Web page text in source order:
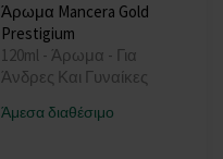
Άρωμα Mancera Gold
Prestigium
120ml - Άρωμα - Για
Άνδρες Και Γυναίκες
Άμεσα διαθέσιμο